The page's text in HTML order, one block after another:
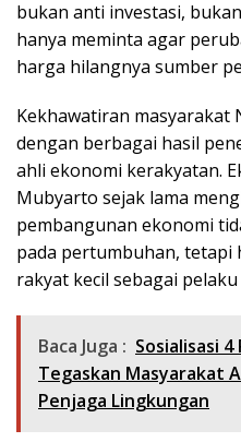
bukan anti investasi,
hanya meminta agar
harga hilangnya sumber
Kekhawatiran masyarakat
dengan berbagai hasil
ahli ekonomi kerakyatan.
Mubyarto sejak lama
pembangunan ekonomi
pada pertumbuhan, tetapi
rakyat kecil sebagai
Baca Juga : Sosialisasi
Tegaskan Masyarakat
Penjaga Lingkungan